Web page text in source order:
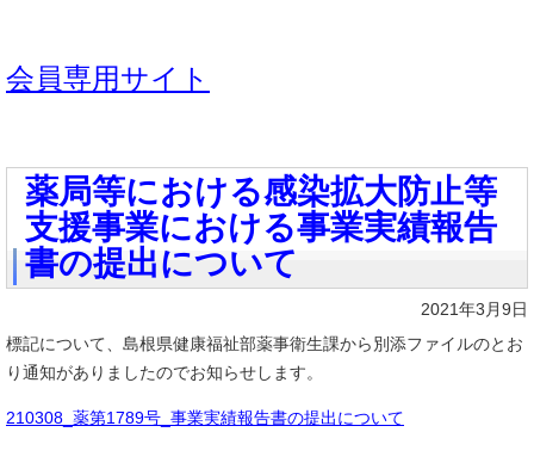
会員専用サイト
薬局等における感染拡大防止等
支援事業における事業実績報告
書の提出について
2021年3月9日
標記について、島根県健康福祉部薬事衛生課から別添ファイルのとお
り通知がありましたのでお知らせします。
210308_薬第1789号_事業実績報告書の提出について